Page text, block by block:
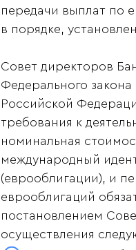
передачи выплат по
в порядке,
Совет директоров
Федерального
Российской
требования к
номинальная
международный
(еврооблигации), и
еврооблигаций
постановлением
осуществления